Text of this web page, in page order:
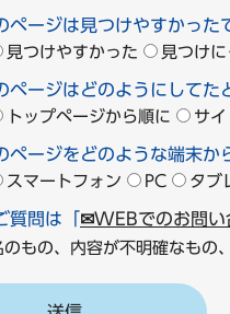
ページは見つけやすかった
見つけやすかった 見つけ
ページはどのようにしてた
トップページから順に サ
ページをどのような端末か
スマートフォン PC タブ
質問は「 ✉WEBでのお問い
のもの、内容が不明確なも